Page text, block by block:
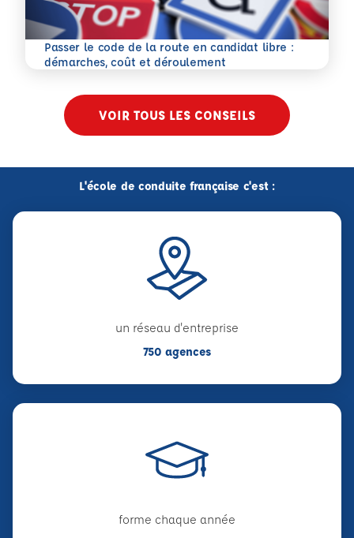
Passer le code de la route en candidat libre :
démarches, coût et déroulement
En savoir plus
VOIR TOUS LES CONSEILS
L'école de conduite française c'est :
un réseau d'entreprise
750 agences
forme chaque année